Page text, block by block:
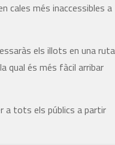
cales més inaccessibles a
els illots en una ruta
qual és més fàcil arribar
a tots els públics a partir